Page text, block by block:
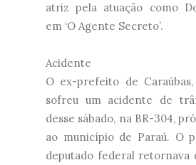
atriz pela atuação como
em ‘O Agente Secreto’.
Acidente
O ex-prefeito de Caraúbas,
sofreu um acidente de
desse sábado, na BR-304,
ao município de Paraú. O
deputado federal retornava